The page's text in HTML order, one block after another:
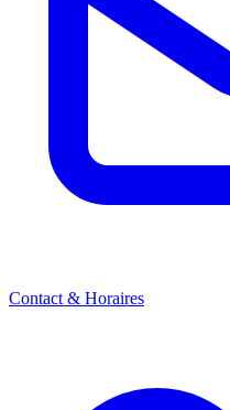
Contact & Horaires